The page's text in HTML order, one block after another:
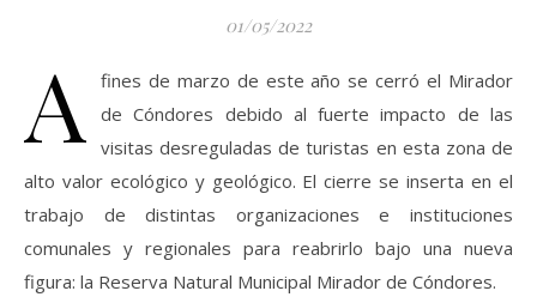
01/05/2022
A
fines de marzo de este año se cerró el Mirador
de Cóndores debido al fuerte impacto de las
visitas desreguladas de turistas en esta zona de
alto valor ecológico y geológico. El cierre se inserta en el
trabajo de distintas organizaciones e instituciones
comunales y regionales para reabrirlo bajo una nueva
figura: la Reserva Natural Municipal Mirador de Cóndores.